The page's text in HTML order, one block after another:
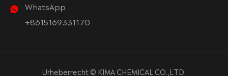
WhatsApp
+8615169331170
Urheberrecht © KIMA CHEMICAL CO.,LTD.